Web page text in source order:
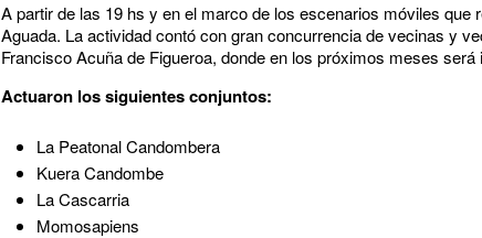
A partir de las 19 hs y en el marco de los escenarios móviles que
Aguada. La actividad contó con gran concurrencia de vecinas y
Francisco Acuña de Figueroa, donde en los próximos meses será
Actuaron los siguientes conjuntos:
La Peatonal Candombera
Kuera Candombe
La Cascarria
Momosapiens